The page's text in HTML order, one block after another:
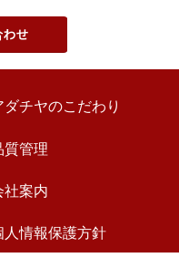
ダチヤのこだわり
質管理
社案内
人情報保護方針